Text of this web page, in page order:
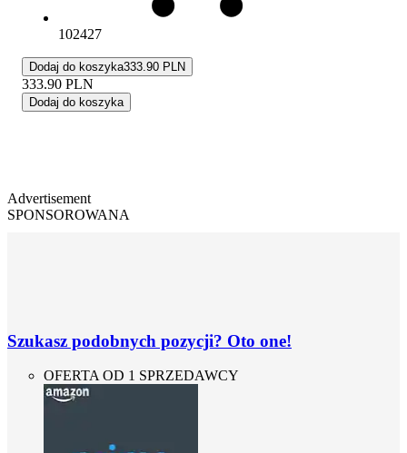
102427
Dodaj do koszyka333.90 PLN
333.90 PLN
Dodaj do koszyka
Advertisement
SPONSOROWANA
Szukasz podobnych pozycji? Oto one!
OFERTA OD 1 SPRZEDAWCY